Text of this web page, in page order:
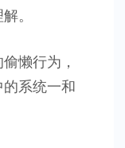
。
懒行为，
系统一和